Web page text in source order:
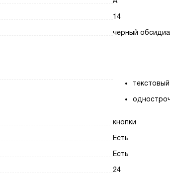
14
черный
текстовый
кнопки
Есть
Есть
24